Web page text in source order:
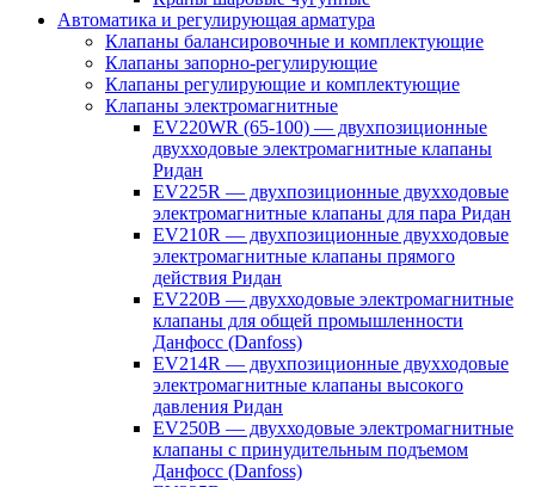
Автоматика и регулирующая арматура
Клапаны балансировочные и комплектующие
Клапаны запорно-регулирующие
Клапаны регулирующие и комплектующие
Клапаны электромагнитные
EV220WR (65-100) — двухпозиционные
двухходовые электромагнитные клапаны
Ридан
EV225R — двухпозиционные двухходовые
электромагнитные клапаны для пара Ридан
EV210R — двухпозиционные двухходовые
электромагнитные клапаны прямого
действия Ридан
EV220B — двухходовые электромагнитные
клапаны для общей промышленности
Данфосс (Danfoss)
EV214R — двухпозиционные двухходовые
электромагнитные клапаны высокого
давления Ридан
EV250B — двухходовые электромагнитные
клапаны с принудительным подъемом
Данфосс (Danfoss)